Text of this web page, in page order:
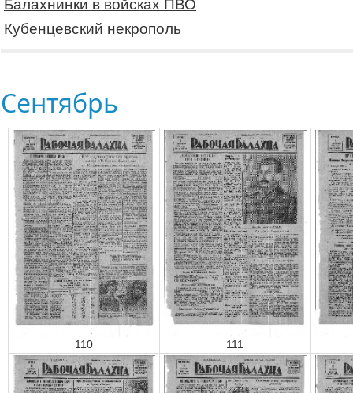
Балахнинки в войсках ПВО
Кубенцевский некрополь
Сентябрь
110 111